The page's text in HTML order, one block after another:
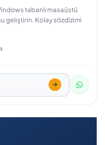
tabanlı masaüstü
geliştirin. Kolay sözdizimi